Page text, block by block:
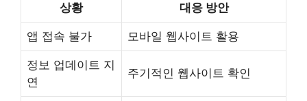
상황 대응 방안
앱 접속 불가 모바일 웹사이트 활용
정보 업데이트 지
연
주기적인 웹사이트 확인